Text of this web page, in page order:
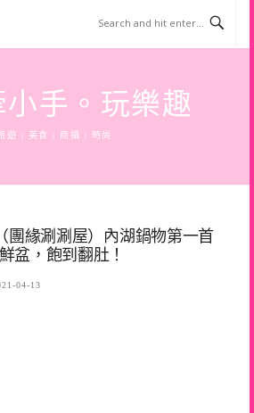
小手。玩樂趣
遊 | 美食 | 商攝 | 時尚
團緣涮涮屋）內湖鍋物第一首
盆，飽到翻肚！
04-13